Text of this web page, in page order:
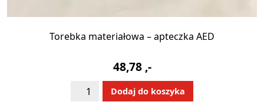
Torebka materiałowa – apteczka AED
48,78 ,-
ilość
Torebka
Dodaj do koszyka
Alternative: